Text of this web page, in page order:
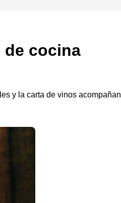
de cocina
y la carta de vinos acompañan